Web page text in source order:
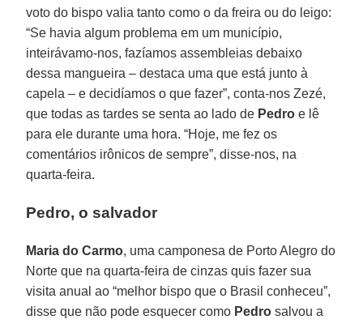
voto do bispo valia tanto como o da freira ou do leigo:
“Se havia algum problema em um município,
inteirávamo-nos, fazíamos assembleias debaixo
dessa mangueira – destaca uma que está junto à
capela – e decidíamos o que fazer”, conta-nos Zezé,
que todas as tardes se senta ao lado de Pedro e lê
para ele durante uma hora. “Hoje, me fez os
comentários irônicos de sempre”, disse-nos, na
quarta-feira.
Pedro, o salvador
Maria do Carmo, uma camponesa de Porto Alegro do
Norte que na quarta-feira de cinzas quis fazer sua
visita anual ao “melhor bispo que o Brasil conheceu”,
disse que não pode esquecer como Pedro salvou a